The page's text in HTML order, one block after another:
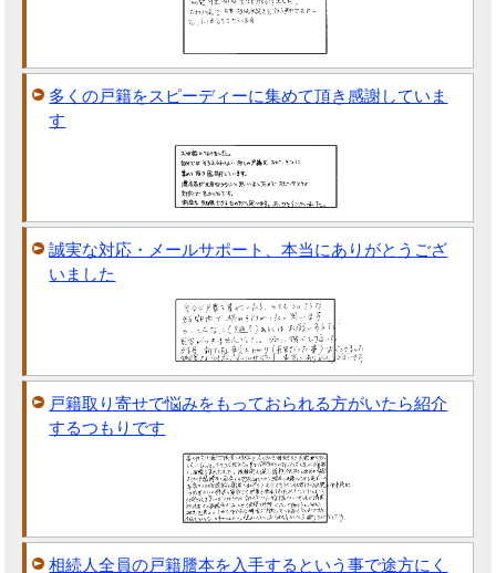
多くの戸籍をスピーディーに集めて頂き感謝していま
す
誠実な対応・メールサポート、本当にありがとうござ
いました
戸籍取り寄せで悩みをもっておられる方がいたら紹介
するつもりです
相続人全員の戸籍謄本を入手するという事で途方にく